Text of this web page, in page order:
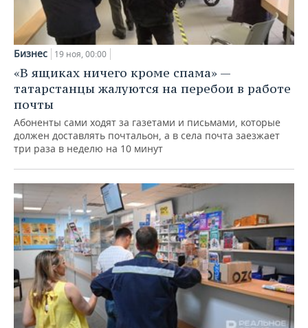
Бизнес 19 ноя, 00:00
«В ящиках ничего кроме спама» —
татарстанцы жалуются на перебои в работе
почты
Абоненты сами ходят за газетами и письмами, которые
должен доставлять почтальон, а в села почта заезжает
три раза в неделю на 10 минут